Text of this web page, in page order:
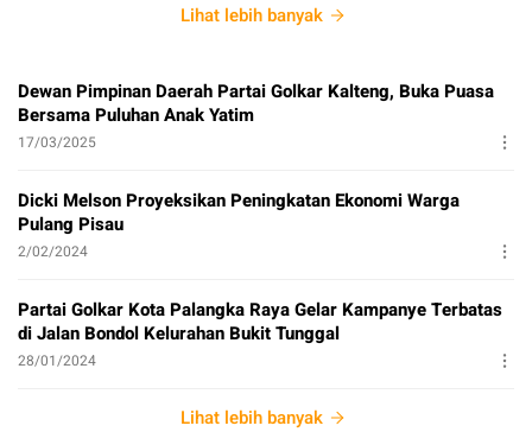
Lihat lebih banyak
Dewan Pimpinan Daerah Partai Golkar Kalteng, Buka Puasa
Bersama Puluhan Anak Yatim
17/03/2025
Dicki Melson Proyeksikan Peningkatan Ekonomi Warga
Pulang Pisau
2/02/2024
Partai Golkar Kota Palangka Raya Gelar Kampanye Terbatas
di Jalan Bondol Kelurahan Bukit Tunggal
28/01/2024
Lihat lebih banyak